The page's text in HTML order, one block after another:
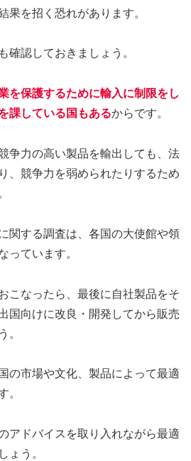
果を招く恐れがあります。
確認しておきましょう。
を保護するために輸入に制限をし
課している国もあるからです。
争力の高い製品を輸出しても、法
、競争力を弱められたりするため
関する調査は、各国の大使館や領
っています。
こなったら、最後に自社製品をそ
国向けに改良・開発してから販売
。
の市場や文化、製品によって最適
。
アドバイスを取り入れながら最適
ょう。